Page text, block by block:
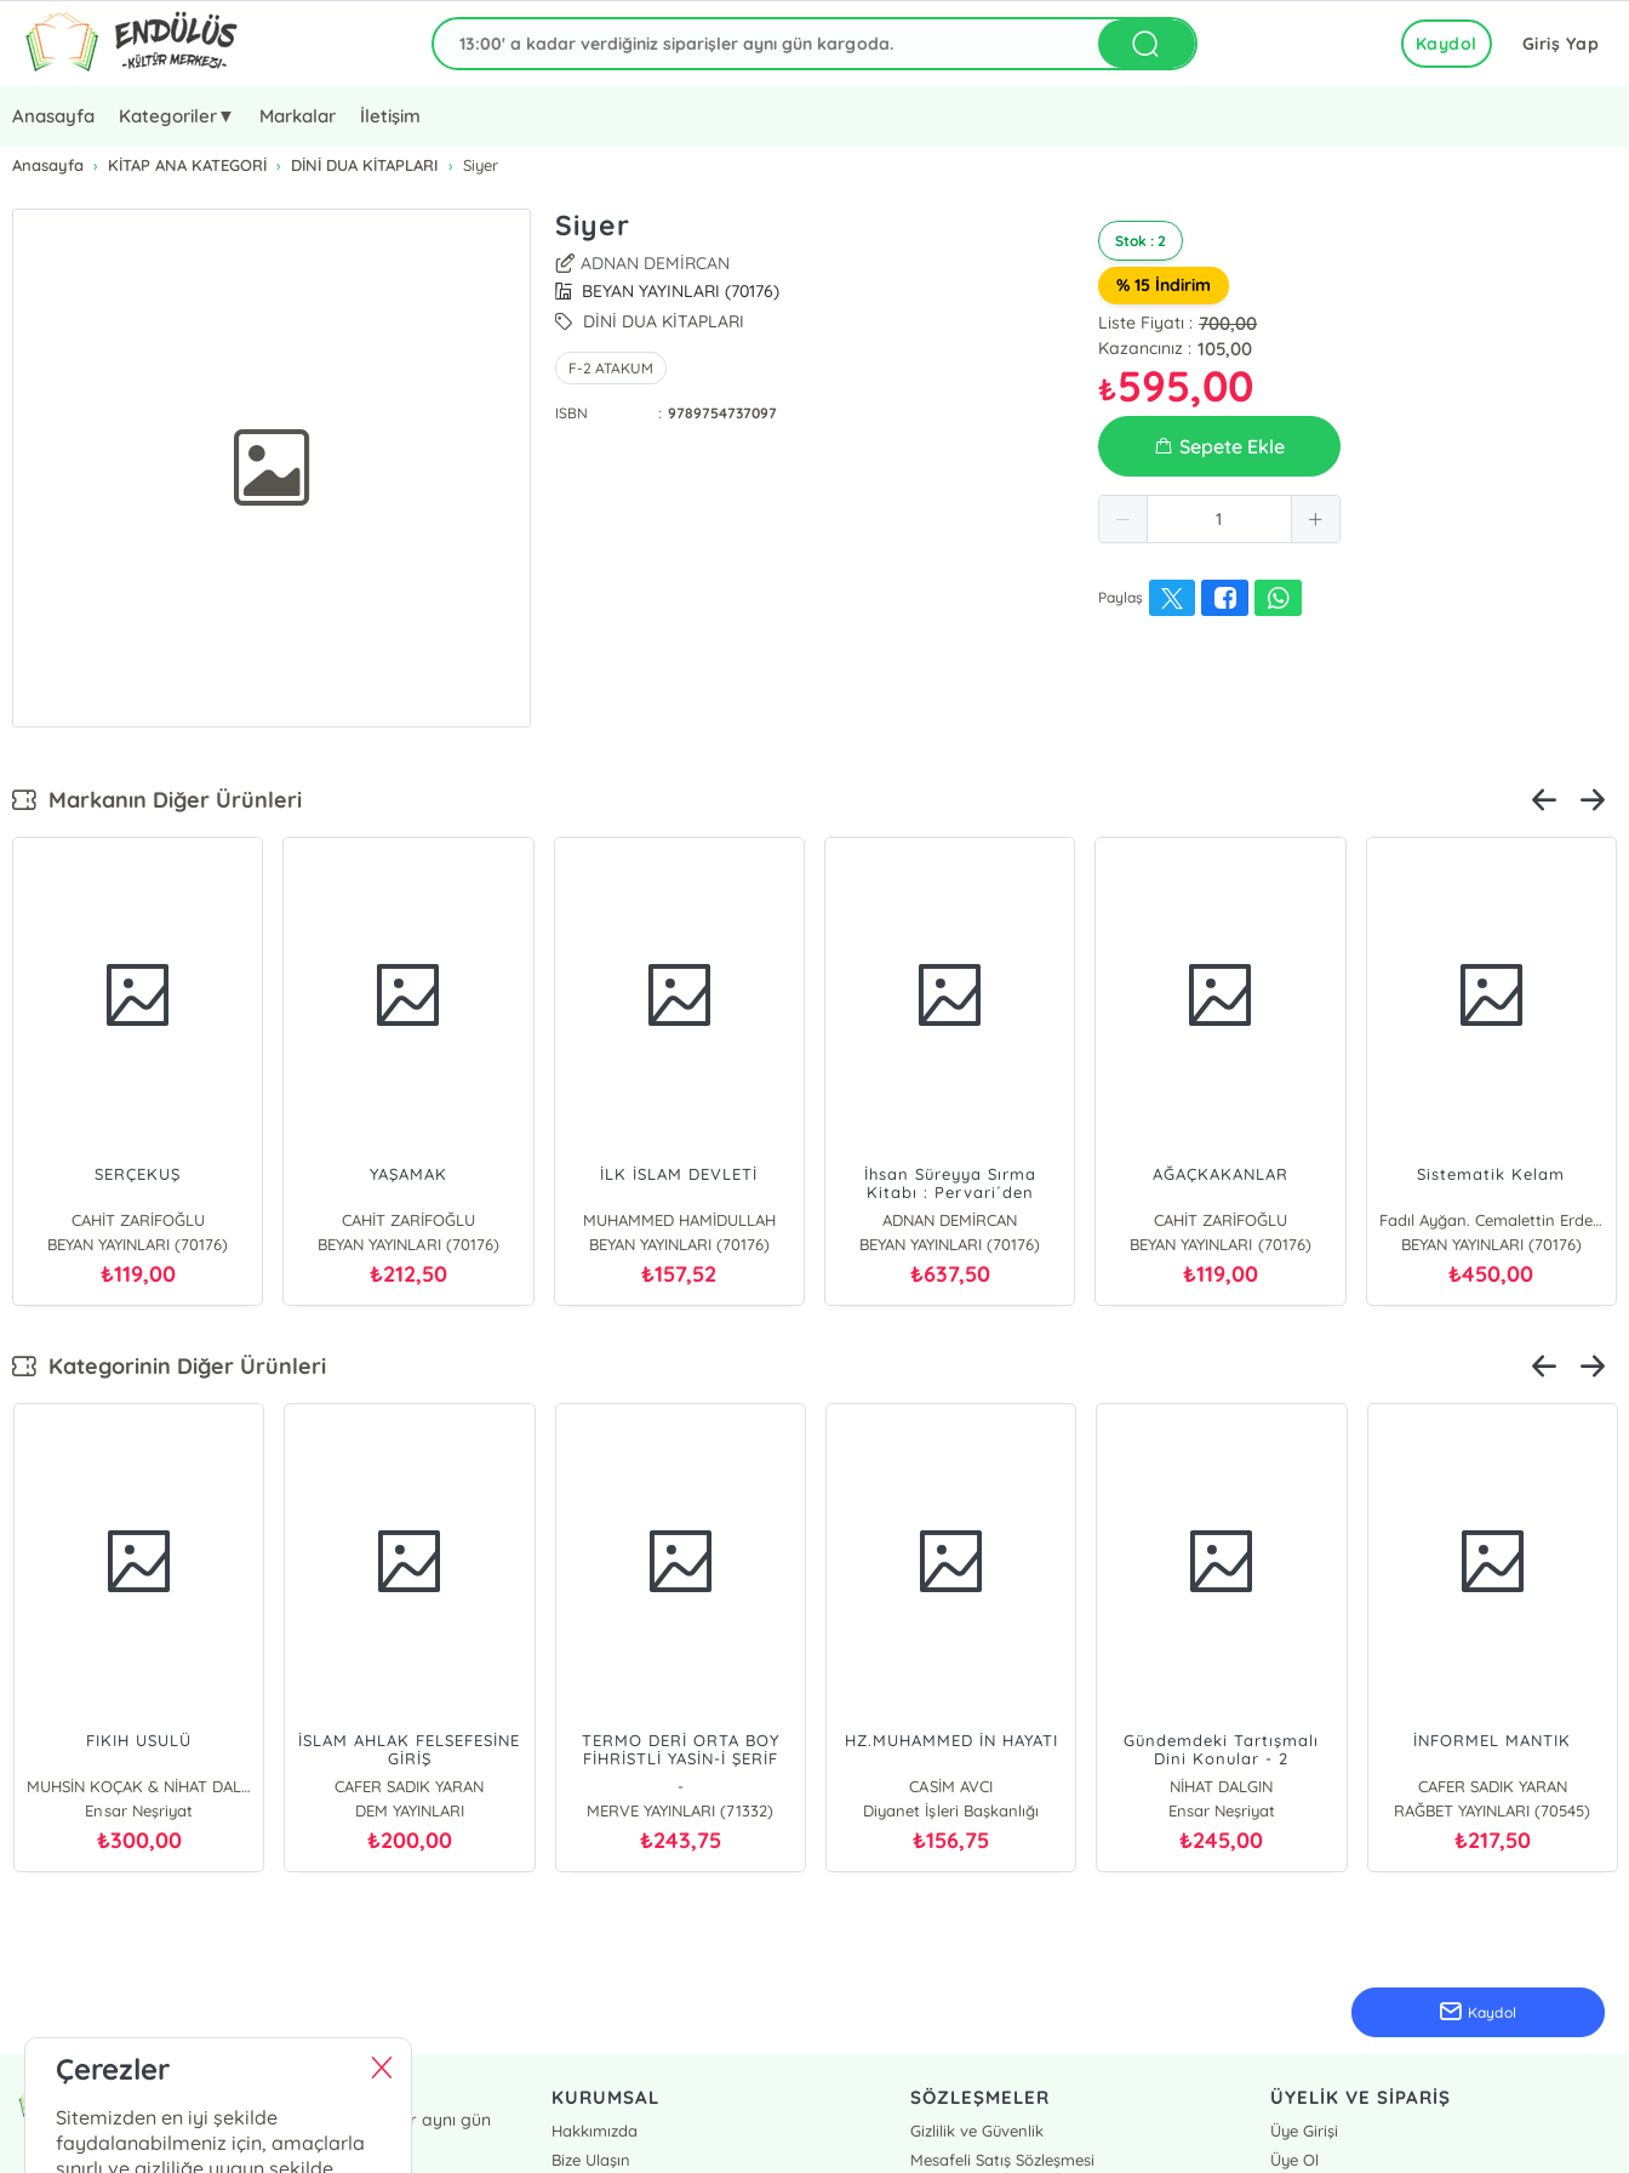
Giriş Yap
Kaydol
Anasayfa Kategoriler▼ Markalar İletişim
Anasayfa KİTAP ANA KATEGORİ DİNİ DUA KİTAPLARI Siyer
Siyer
ADNAN DEMİRCAN
BEYAN YAYINLARI (70176)
DİNİ DUA KİTAPLARI
F-2 ATAKUM
ISBN : 9789754737097
Stok : 2
% 15 İndirim
Liste Fiyatı : 700,00
Kazancınız : 105,00
₺595,00
Sepete Ekle
Paylaş
Markanın Diğer Ürünleri
SERÇEKUŞ
CAHİT ZARİFOĞLU
BEYAN YAYINLARI (70176)
₺119,00
YAŞAMAK
CAHİT ZARİFOĞLU
BEYAN YAYINLARI (70176)
₺212,50
İLK İSLAM DEVLETİ
MUHAMMED HAMİDULLAH
BEYAN YAYINLARI (70176)
₺157,52
İhsan Süreyya Sırma
Kitabı : Pervari´den
Parise (Karton Kapak)
ADNAN DEMİRCAN
BEYAN YAYINLARI (70176)
₺637,50
AĞAÇKAKANLAR
CAHİT ZARİFOĞLU
BEYAN YAYINLARI (70176)
₺119,00
Sistematik Kelam
Fadıl Ayğan. Cemalettin Erdemci. Hamdi Gündoğar. Mahmut Çınar. Seyithan Can
BEYAN YAYINLARI (70176)
₺450,00
Kategorinin Diğer Ürünleri
FIKIH USULÜ
MUHSİN KOÇAK & NİHAT DALGIN & OSMAN ŞAHİN
Ensar Neşriyat
₺300,00
İSLAM AHLAK FELSEFESİNE
GİRİŞ
CAFER SADIK YARAN
DEM YAYINLARI
₺200,00
TERMO DERİ ORTA BOY
FİHRİSTLİ YASİN-İ ŞERİF
-
MERVE YAYINLARI (71332)
₺243,75
HZ.MUHAMMED İN HAYATI
CASİM AVCI
MEVLANA İDRİS
Diyanet İşleri Başkanlığı
₺156,75
Gündemdeki Tartışmalı
Dini Konular - 2
NİHAT DALGIN
Ensar Neşriyat
₺245,00
İNFORMEL MANTIK
CAFER SADIK YARAN
RAĞBET YAYINLARI (70545)
₺217,50
Kaydol
13:00' a kadar verdiğiniz siparişler aynı gün
kargoda.
KURUMSAL
Hakkımızda
Bize Ulaşın
SÖZLEŞMELER
Gizlilik ve Güvenlik
Mesafeli Satış Sözleşmesi
ÜYELİK VE SİPARİŞ
Üye Girişi
Üye Ol
Çerezler
Sitemizden en iyi şekilde
faydalanabilmeniz için, amaçlarla
sınırlı ve gizliliğe uygun şekilde